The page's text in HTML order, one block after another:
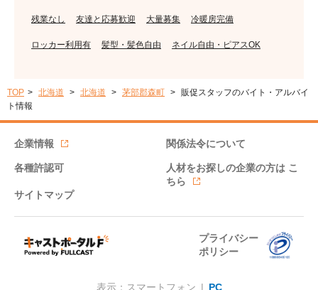
残業なし 友達と応募歓迎 大量募集 冷暖房完備
ロッカー利用有 髪型・髪色自由 ネイル自由・ピアスOK
TOP 北海道 北海道 茅部郡森町
販促スタッフのバイト・アルバイ
ト情報
企業情報 関係法令について
各種許認可 人材をお探しの企業の方は こ
ちら
サイトマップ
プライバシー
ポリシー
表示：スマートフォン | PC